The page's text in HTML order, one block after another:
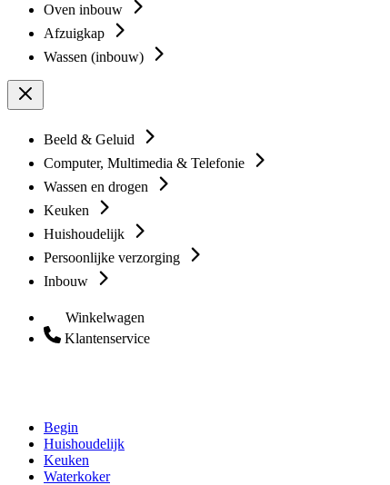
Oven inbouw
Afzuigkap
Wassen (inbouw)
Beeld & Geluid
Computer, Multimedia & Telefonie
Wassen en drogen
Keuken
Huishoudelijk
Persoonlijke verzorging
Inbouw
Winkelwagen
Klantenservice
Begin
Huishoudelijk
Keuken
Waterkoker